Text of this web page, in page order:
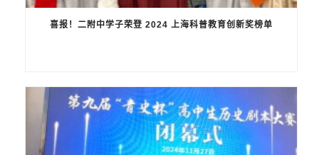
喜报！二附中学子荣登 2024 上海科普教育创新奖榜单